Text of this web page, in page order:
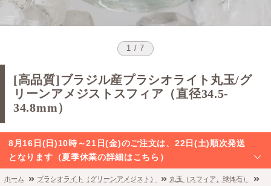
1 / 7
[高品質]ブラジル産プラシオライト丸玉/グ
リーンアメジストスフィア（直径34.5-
34.8mm）
8月16日(日)10時～21日(金)のご注文は、22日(土)順次発送
となります（夏季休業の詳細はこちら）
ホーム プラシオライト（グリーンアメジスト）
丸玉（スフィア、球体石）